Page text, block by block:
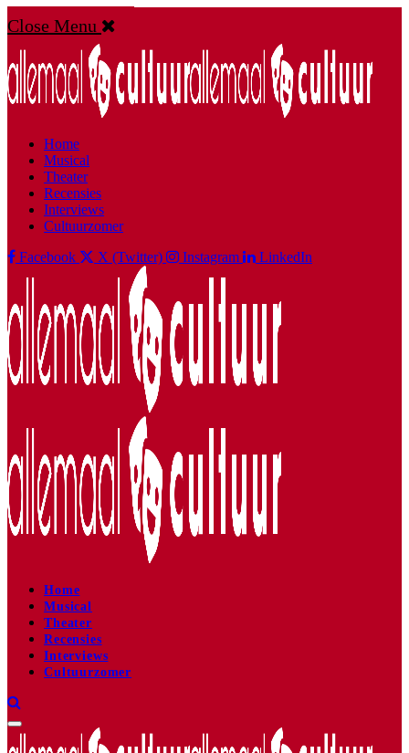
Close Menu
Home
Musical
Theater
Recensies
Interviews
Cultuurzomer
Facebook
X (Twitter) Instagram LinkedIn
Home
Musical
Theater
Recensies
Interviews
Cultuurzomer